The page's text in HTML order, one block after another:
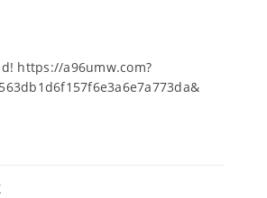
https://a96umw.com?